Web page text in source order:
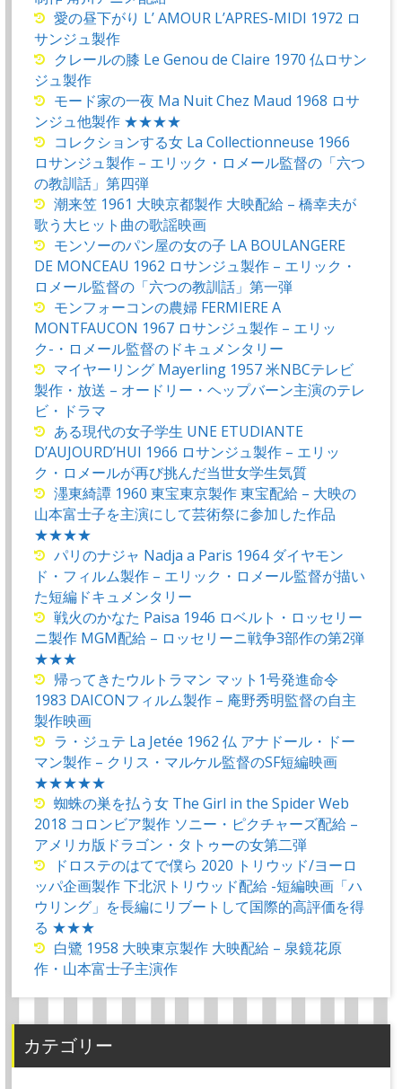
愛の昼下がり L’ AMOUR L’APRES-MIDI 1972 ロ
サンジュ製作
クレールの膝 Le Genou de Claire 1970 仏ロサン
ジュ製作
モード家の一夜 Ma Nuit Chez Maud 1968 ロサ
ンジュ他製作 ★★★★
コレクションする女 La Collectionneuse 1966
ロサンジュ製作 – エリック・ロメール監督の「六つ
の教訓話」第四弾
潮来笠 1961 大映京都製作 大映配給 – 橋幸夫が
歌う大ヒット曲の歌謡映画
モンソーのパン屋の女の子 LA BOULANGERE
DE MONCEAU 1962 ロサンジュ製作 – エリック・
ロメール監督の「六つの教訓話」第一弾
モンフォーコンの農婦 FERMIERE A
MONTFAUCON 1967 ロサンジュ製作 – エリッ
ク-・ロメール監督のドキュメンタリー
マイヤーリング Mayerling 1957 米NBCテレビ
製作・放送 – オードリー・ヘップバーン主演のテレ
ビ・ドラマ
ある現代の女子学生 UNE ETUDIANTE
D’AUJOURD’HUI 1966 ロサンジュ製作 – エリッ
ク・ロメールが再び挑んだ当世女学生気質
濹東綺譚 1960 東宝東京製作 東宝配給 – 大映の
山本富士子を主演にして芸術祭に参加した作品
★★★★
パリのナジャ Nadja a Paris 1964 ダイヤモン
ド・フィルム製作 – エリック・ロメール監督が描い
た短編ドキュメンタリー
戦火のかなた Paisa 1946 ロベルト・ロッセリー
ニ製作 MGM配給 – ロッセリーニ戦争3部作の第2弾
★★★
帰ってきたウルトラマン マット1号発進命令
1983 DAICONフィルム製作 – 庵野秀明監督の自主
製作映画
ラ・ジュテ La Jetée 1962 仏 アナドール・ドー
マン製作 – クリス・マルケル監督のSF短編映画
★★★★★
蜘蛛の巣を払う女 The Girl in the Spider Web
2018 コロンビア製作 ソニー・ピクチャーズ配給 –
アメリカ版ドラゴン・タトゥーの女第二弾
ドロステのはてで僕ら 2020 トリウッド/ヨーロ
ッパ企画製作 下北沢トリウッド配給 -短編映画「ハ
ウリング」を長編にリブートして国際的高評価を得
る ★★★
白鷺 1958 大映東京製作 大映配給 – 泉鏡花原
作・山本富士子主演作
カテゴリー